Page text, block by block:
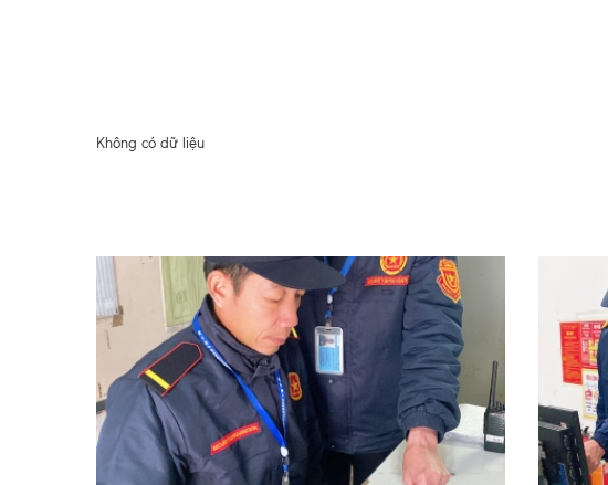
Không có dữ liệu